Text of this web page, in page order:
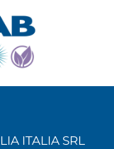
ITALIA SRL